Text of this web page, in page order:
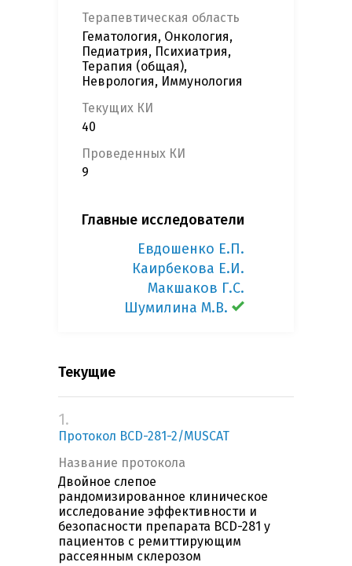
Терапевтическая область
Гематология, Онкология,
Педиатрия, Психиатрия,
Терапия (общая),
Неврология, Иммунология
Текущих КИ
40
Проведенных КИ
9
Главные исследователи
Евдошенко Е.П.
Каирбекова Е.И.
Макшаков Г.С.
Шумилина М.В.
Текущие
1.
Протокол BCD-281-2/MUSCAT
Название протокола
Двойное слепое
рандомизированное клиническое
исследование эффективности и
безопасности препарата BCD-281 у
пациентов с ремиттирующим
рассеянным склерозом